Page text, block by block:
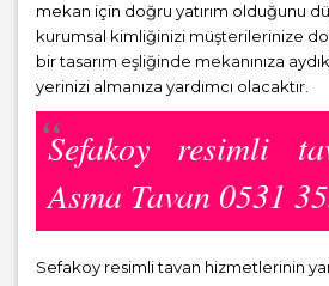
mekan için doğru yatırım olduğunu
kurumsal kimliğinizi müşterilerinize
bir tasarım eşliğinde mekanınıza
yerinizi almanıza yardımcı olacaktır.
Sefakoy resimli
Asma Tavan 0531
Sefakoy resimli tavan hizmetlerinin